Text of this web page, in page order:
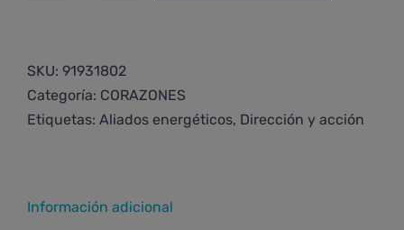
hematoide
cantidad
SKU: 91931802
Categoría: CORAZONES
Etiquetas: Aliados energéticos, Dirección y acción
Información adicional